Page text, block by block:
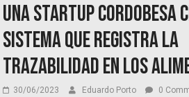
Una startup cordobesa
sistema que registra la
trazabilidad en los
30/06/2023 Eduardo Porto 0